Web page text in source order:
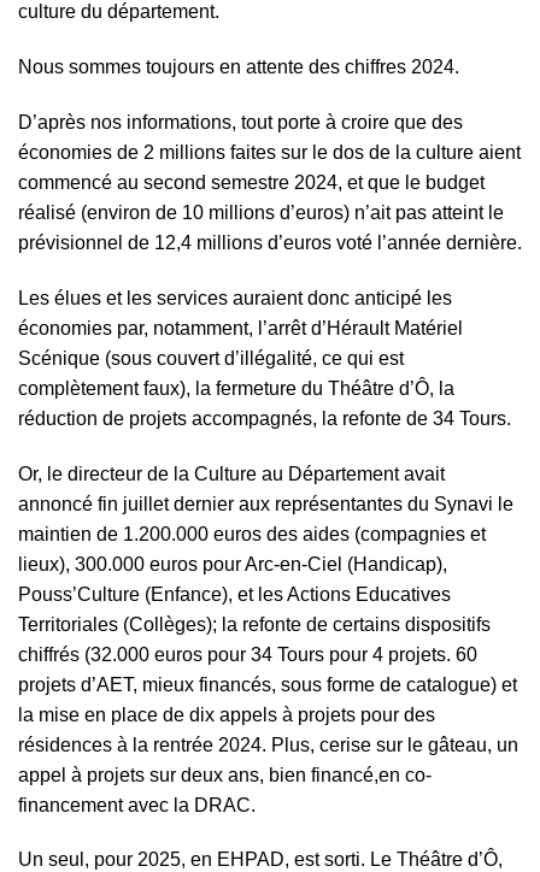
culture du département.
Nous sommes toujours en attente des chiffres 2024.
D’après nos informations, tout porte à croire que des
économies de 2 millions faites sur le dos de la culture aient
commencé au second semestre 2024, et que le budget
réalisé (environ de 10 millions d’euros) n’ait pas atteint le
prévisionnel de 12,4 millions d’euros voté l’année dernière.
Les élues et les services auraient donc anticipé les
économies par, notamment, l’arrêt d’Hérault Matériel
Scénique (sous couvert d’illégalité, ce qui est
complètement faux), la fermeture du Théâtre d’Ô, la
réduction de projets accompagnés, la refonte de 34 Tours.
Or, le directeur de la Culture au Département avait
annoncé fin juillet dernier aux représentantes du Synavi le
maintien de 1.200.000 euros des aides (compagnies et
lieux), 300.000 euros pour Arc-en-Ciel (Handicap),
Pouss’Culture (Enfance), et les Actions Educatives
Territoriales (Collèges); la refonte de certains dispositifs
chiffrés (32.000 euros pour 34 Tours pour 4 projets. 60
projets d’AET, mieux financés, sous forme de catalogue) et
la mise en place de dix appels à projets pour des
résidences à la rentrée 2024. Plus, cerise sur le gâteau, un
appel à projets sur deux ans, bien financé,en co-
financement avec la DRAC.
Un seul, pour 2025, en EHPAD, est sorti. Le Théâtre d’Ô,